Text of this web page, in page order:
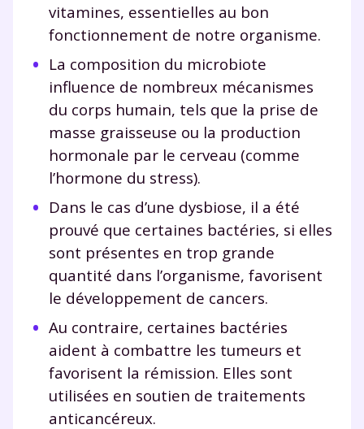
vitamines, essentielles au bon
fonctionnement de notre organisme.
La composition du microbiote
influence de nombreux mécanismes
du corps humain, tels que la prise de
masse graisseuse ou la production
hormonale par le cerveau (comme
l’hormone du stress).
Dans le cas d’une dysbiose, il a été
prouvé que certaines bactéries, si elles
sont présentes en trop grande
quantité dans l’organisme, favorisent
le développement de cancers.
Au contraire, certaines bactéries
aident à combattre les tumeurs et
favorisent la rémission. Elles sont
utilisées en soutien de traitements
anticancéreux.